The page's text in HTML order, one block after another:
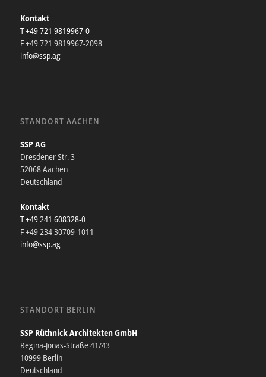
Kontakt
T +49 721 9819967-0
F +49 721 9819967-2098
info@ssp.ag
STANDORT AACHEN
SSP AG
Dresdener Str. 3
52068 Aachen
Deutschland
Kontakt
T +49 241 608328-0
F +49 234 30709-1011
info@ssp.ag
STANDORT BERLIN
SSP Rüthnick Architekten GmbH
Regina-Jonas-Straße 41/43
10999 Berlin
Deutschland